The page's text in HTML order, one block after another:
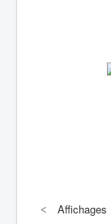
Affichages